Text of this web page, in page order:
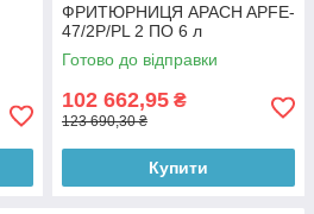
ФРИТЮРНИЦЯ APACH APFE-
47/2P/PL 2 ПО 6 л
Готово до відправки
102 662,95 ₴
123 690,30 ₴
Купити